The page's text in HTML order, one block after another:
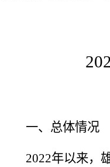
一、总体情况
2022年以来，